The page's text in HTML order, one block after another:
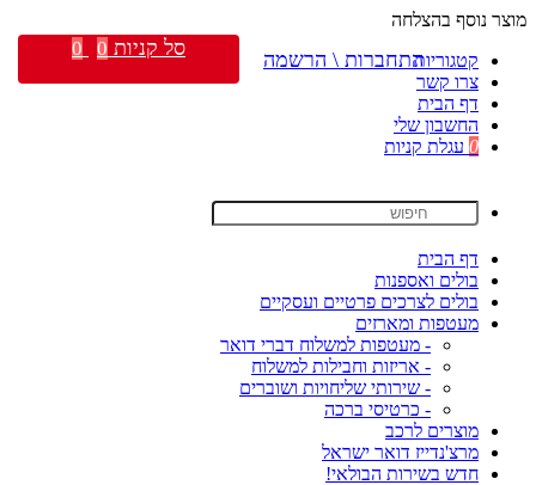
מוצר נוסף בהצלחה
קטגוריות
צרו קשר
דף הבית
החשבון שלי
0 עגלת קניות
דף הבית
בולים ואספנות
בולים לצרכים פרטיים ועסקיים
מעטפות ומארזים
- מעטפות למשלוח דברי דואר
- אריזות וחבילות למשלוח
- שירותי שליחויות ושוברים
- כרטיסי ברכה
מוצרים לרכב
מרצ'נדייז דואר ישראל
חדש בשירות הבולאי!
התחברות \ הרשמה סל קניות 0
0